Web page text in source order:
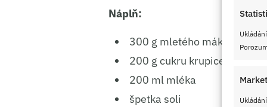
Náplň:
300 g mletého máku
200 g cukru krupice
200 ml mléka
špetka soli